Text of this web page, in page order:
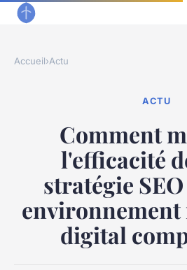
Accueil›Actu
ACTU
Comment
l'efficacité
stratégie
digital